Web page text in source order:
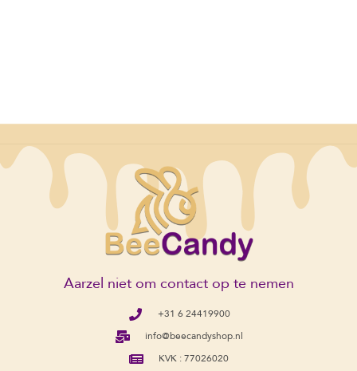
Aarzel niet om contact op te nemen
+31 6 24419900
info@beecandyshop.nl
KVK : 77026020